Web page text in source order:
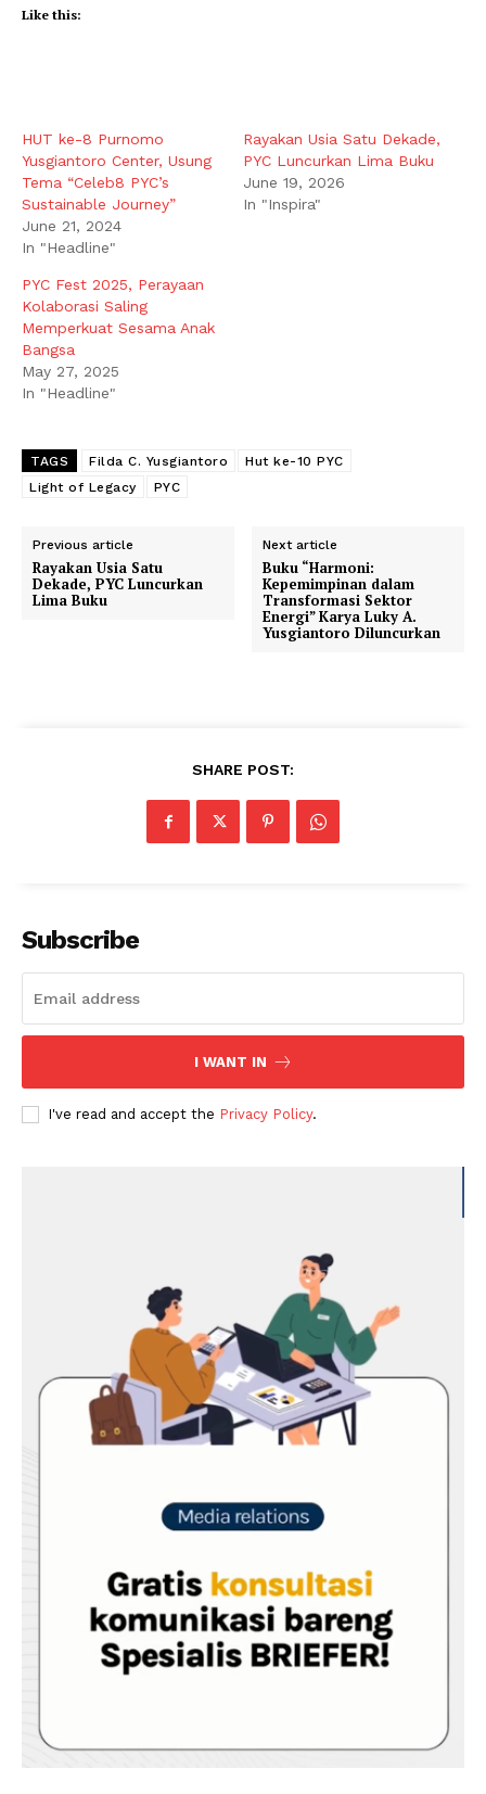
Like this:
HUT ke-8 Purnomo
Yusgiantoro Center, Usung
Tema “Celeb8 PYC’s
Sustainable Journey”
June 21, 2024
In "Headline"
Rayakan Usia Satu Dekade,
PYC Luncurkan Lima Buku
June 19, 2026
In "Inspira"
PYC Fest 2025, Perayaan
Kolaborasi Saling
Memperkuat Sesama Anak
Bangsa
May 27, 2025
In "Headline"
TAGS Filda C. Yusgiantoro
Hut ke-10 PYC
Light of Legacy
PYC
Previous article
Rayakan Usia Satu
Dekade, PYC Luncurkan
Lima Buku
Next article
Buku “Harmoni:
Kepemimpinan dalam
Transformasi Sektor
Energi” Karya Luky A.
Yusgiantoro Diluncurkan
SHARE POST:
Subscribe
I WANT IN
I've read and accept the Privacy Policy.